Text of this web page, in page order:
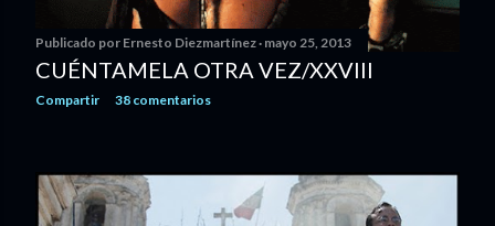
Publicado por Ernesto Diezmartínez mayo 25, 2013
CUÉNTAMELA OTRA VEZ/XXVIII
Compartir 38 comentarios